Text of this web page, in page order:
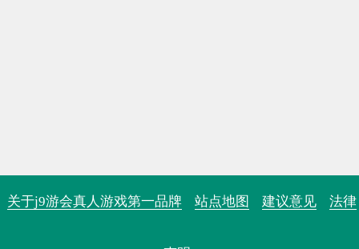
关于j9游会真人游戏第一品牌 站点地图 建议意见 法律